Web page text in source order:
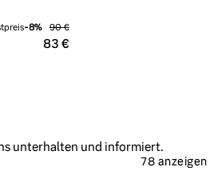
83 €
-8% 90 €
unterhalten und informiert.
78 anzeigen